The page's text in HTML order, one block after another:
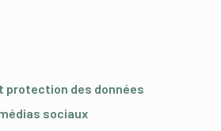
protection des données
sociaux